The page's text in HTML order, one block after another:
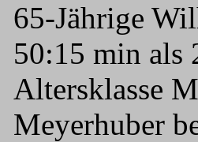
65-Jährige
50:15 min als
Altersklasse
Meyerhuber